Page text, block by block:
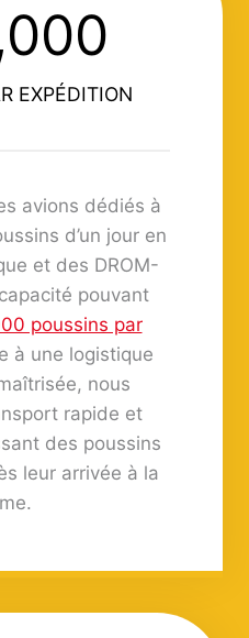
EXPÉDITION
avions dédiés à
d’un jour en
et des DROM-
pouvant
poussins par
à une logistique
nous
rapide et
des poussins
leur arrivée à la